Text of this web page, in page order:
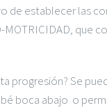
de establecer las
MOTRICIDAD, que
progresión? Se
boca abajo o